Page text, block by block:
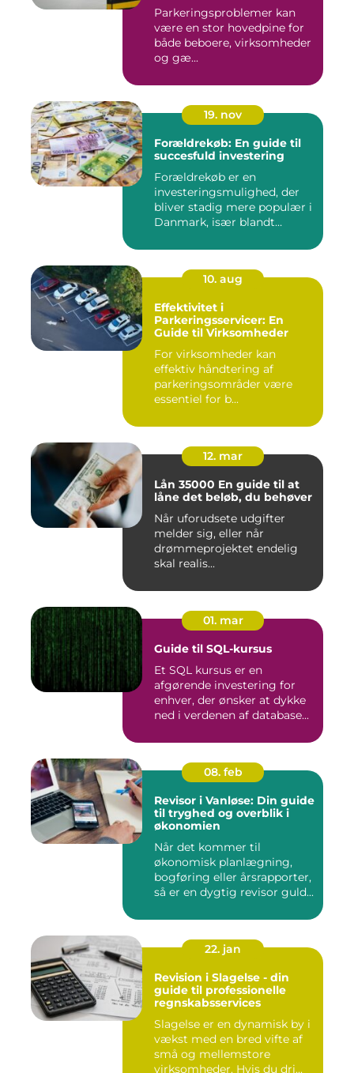
Parkeringsproblemer kan
være en stor hovedpine for
både beboere, virksomheder
og gæ...
19. nov
Forældrekøb: En guide til
succesfuld investering
Forældrekøb er en
investeringsmulighed, der
bliver stadig mere populær i
Danmark, især blandt
10. aug
Effektivitet i
Parkeringsservicer: En
Guide til Virksomheder
For virksomheder kan
effektiv håndtering af
parkeringsområder være
essentiel for b...
12. mar
Lån 35000 En guide til at
låne det beløb, du behøver
Når uforudsete udgifter
melder sig, eller når
drømmeprojektet endelig
skal realis...
01. mar
Guide til SQL-kursus
Et SQL kursus er en
afgørende investering for
enhver, der ønsker at dykke
ned i verdenen af database...
08. feb
Revisor i Vanløse: Din guide
til tryghed og overblik i
økonomien
Når det kommer til
økonomisk planlægning,
bogføring eller årsrapporter,
så er en dygtig revisor guld...
22. jan
Revision i Slagelse - din
guide til professionelle
regnskabsservices
Slagelse er en dynamisk by i
vækst med en bred vifte af
små og mellemstore
virksomheder. Hvis du dri...